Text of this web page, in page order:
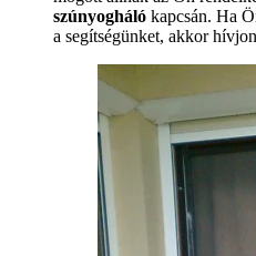
szúnyogháló kapcsán. Ha
a segítségünket, akkor